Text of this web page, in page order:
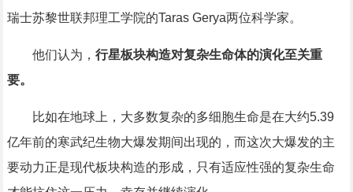
瑞士苏黎世联邦理工学院的Taras Gerya两位科学家。
他们认为， 行星板块构造对复杂生命体的演化至关重
要。
比如在地球上，大多数复杂的多细胞生命是在大约5.39
亿年前的寒武纪生物大爆发期间出现的，而这次大爆发的主
要动力正是现代板块构造的形成，只有适应性强的复杂生命